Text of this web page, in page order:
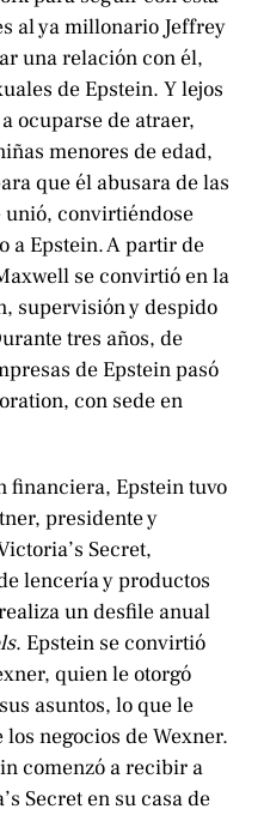
al ya millonario Jeffrey
una relación con él,
de Epstein. Y lejos
ocuparse de atraer,
menores de edad,
que él abusara de las
unió, convirtiéndose
a Epstein. A partir de
se convirtió en la
supervisión y despido
tres años, de
de Epstein pasó
con sede en
financiera, Epstein tuvo
presidente y
Secret,
lencería y productos
un desfile anual
. Epstein se convirtió
quien le otorgó
asuntos, lo que le
negocios de Wexner.
comenzó a recibir a
Secret en su casa de